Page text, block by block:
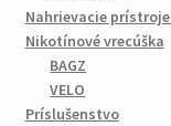
Nahrievacie
Nikotínové vrecúška
BAGZ
VELO
Príslušenstvo